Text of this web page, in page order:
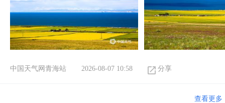
中国天气网青海站 2026-08-07 10:58 分享
查看更多